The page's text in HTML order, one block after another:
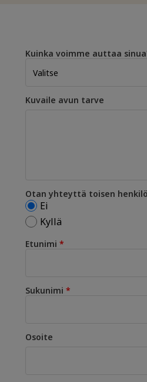
Kuinka voimme auttaa
Kuvaile avun tarve
Otan yhteyttä toisen
Ei
Kyllä
Etunimi
Sukunimi
Osoite